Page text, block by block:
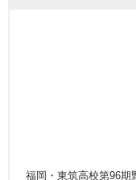
福岡・東筑高校第96期